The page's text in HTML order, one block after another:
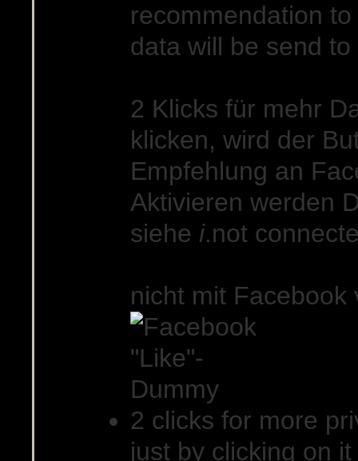
recommendation
data will be send
2 Klicks für mehr
klicken, wird der
Empfehlung an
Aktivieren werden
siehe i.not
nicht mit Facebook
2 clicks for more
just by clicking on